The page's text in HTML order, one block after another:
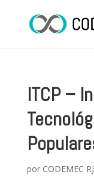
ITCP –
por CODEMEC RJ